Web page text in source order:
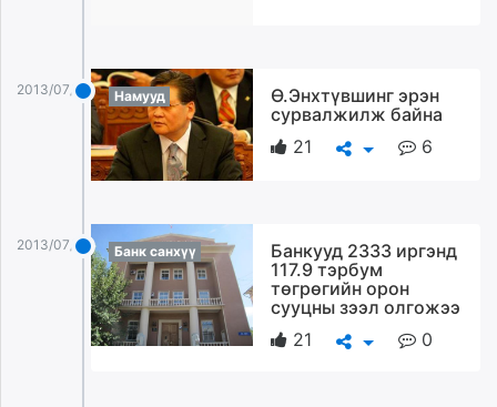
2013/07/24 Намууд
Ө.Энхтүвшинг эрэн
сурвалжилж байна
21
6
2013/07/24 Банк санхүү
Банкууд 2333 иргэнд
117.9 тэрбум
төгрөгийн орон
сууцны зээл олгожээ
21
0